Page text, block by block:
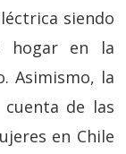
siendo
hogar en la
Asimismo, la
de las
en Chile